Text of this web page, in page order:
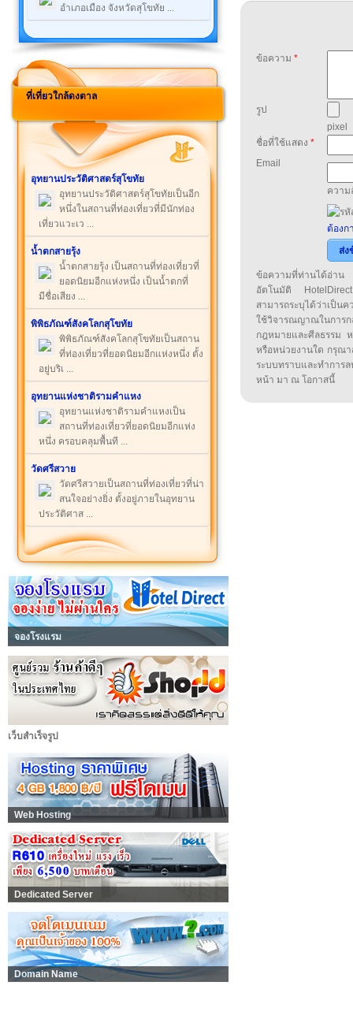
อำเภอเมือง จังหวัดสุโขทัย ...
ที่เที่ยวใกล้ดงตาล
อุทยานประวัติศาสตร์สุโขทัย
อุทยานประวัติศาสตร์สุโขทัยเป็นอีก
หนึ่งในสถานที่ท่องเที่ยวที่มีนักท่อง
เที่ยวแวะเว ...
น้ำตกสายรุ้ง
น้ำตกสายรุ้ง เป็นสถานที่ท่องเที่ยวที่
ยอดนิยมอีกแห่งหนึ่ง เป็นน้ำตกที่
มีชื่อเสียง ...
พิพิธภัณฑ์สังคโลกสุโขทัย
พิพิธภัณฑ์สังคโลกสุโขทัยเป็นสถาน
ที่ท่องเที่ยวที่ยอดนิยมอีกแห่งหนึ่ง ตั้ง
อยู่บริเ ...
อุทยานแห่งชาติรามคำแหง
อุทยานแห่งชาติรามคำแหงเป็น
สถานที่ท่องเที่ยวที่ยอดนิยมอีกแห่ง
หนึ่ง ครอบคลุมพื้นที ...
วัดศรีสวาย
วัดศรีสวายเป็นสถานที่ท่องเที่ยวที่น่า
สนใจอย่างยิ่ง ตั้งอยู่ภายในอุทยาน
ประวัติศาส ...
จองโรงแรม
เว็บสำเร็จรูป
Web Hosting
Dedicated Server
Domain Name
ข้อความ *
รูป
pixel
ชื่อที่ใช้แสดง *
Email
ความ
ต้องก
ส่ง
ข้อความที่ท่านได้อ่าน
อัตโนมัติ
สามารถระบุได้ว่าเป็น
ใช้วิจารณญาณในกา
กฎหมายและศีลธรรม
หรือหน่วยงานใด กรุณา
ระบบทราบและทำกา
หน้า มา ณ โอกาสนี้